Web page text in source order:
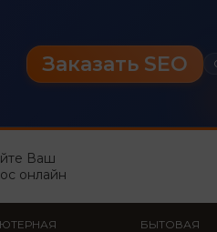
Заказать SEO
Ваш
онлайн
БЫТОВАЯ